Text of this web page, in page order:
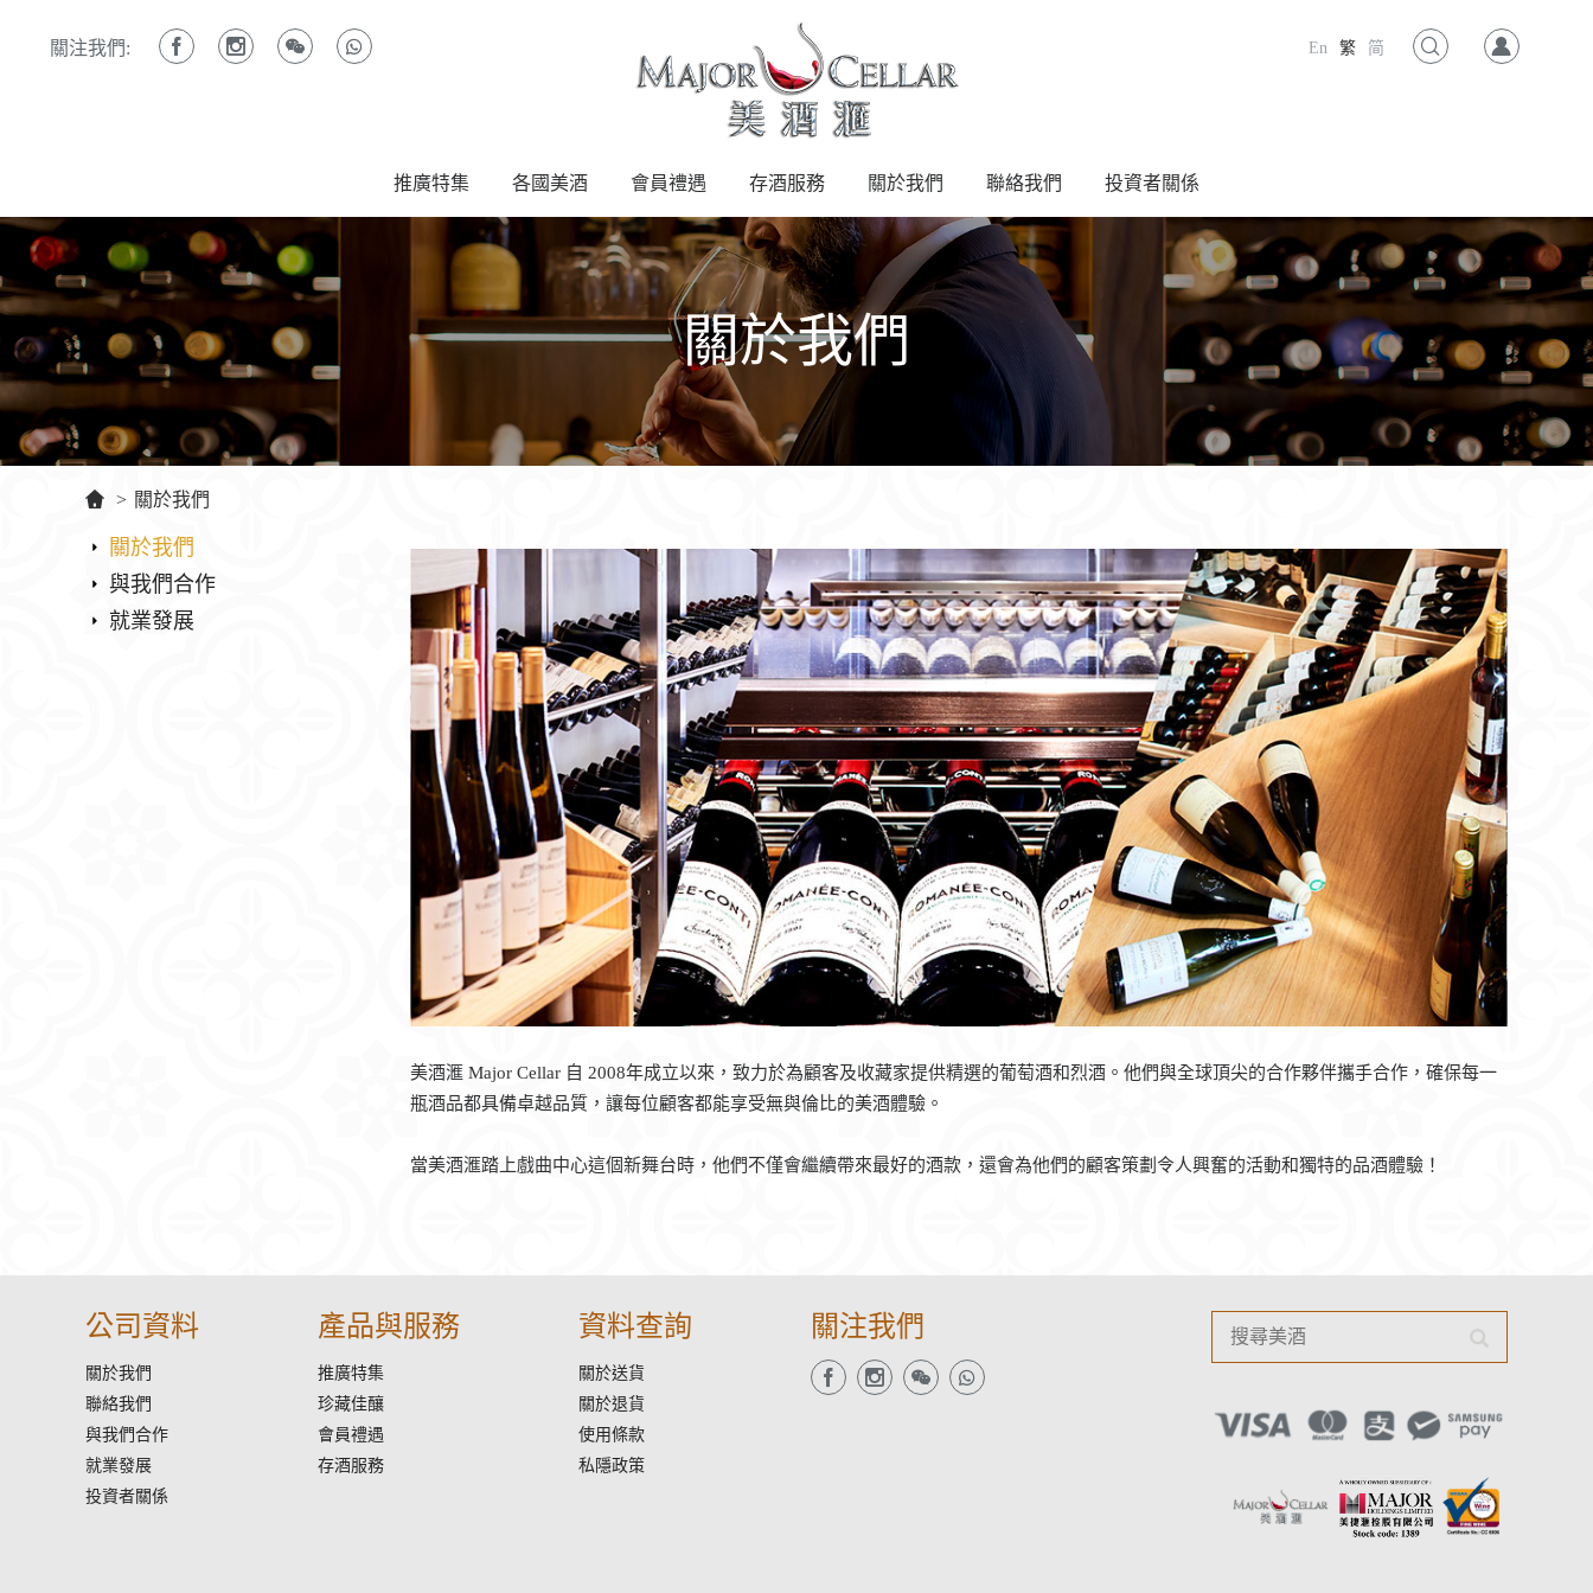
關注我們: En 繁 简
推廣特集 各國美酒 會員禮遇 存酒服務 關於我們 聯絡我們 投資者關係
關於我們
> 關於我們
關於我們
與我們合作
就業發展
美酒滙 Major Cellar 自 2008年成立以來，致力於為顧客及收藏家提供精選的葡萄酒和烈酒。他們與全球頂尖的合作夥伴攜手合作，確保每一
瓶酒品都具備卓越品質，讓每位顧客都能享受無與倫比的美酒體驗。
當美酒滙踏上戲曲中心這個新舞台時，他們不僅會繼續帶來最好的酒款，還會為他們的顧客策劃令人興奮的活動和獨特的品酒體驗！
公司資料
關於我們
聯絡我們
與我們合作
就業發展
投資者關係
產品與服務
推廣特集
珍藏佳釀
會員禮遇
存酒服務
資料查詢
關於送貨
關於退貨
使用條款
私隱政策
關注我們